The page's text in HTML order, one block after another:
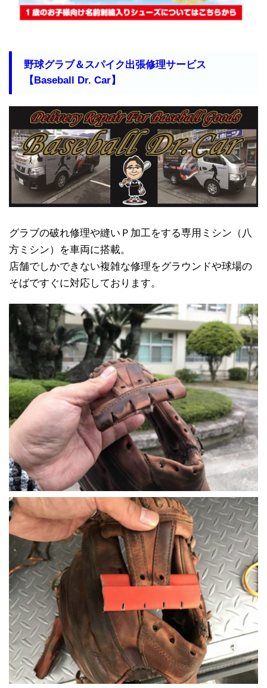
野球グラブ＆スパイク出張修理サービス
【Baseball Dr. Car】
グラブの破れ修理や縫いＰ加工をする専用ミシン（八
方ミシン）を車両に搭載。
店舗でしかできない複雑な修理をグラウンドや球場の
そばですぐに対応しております。